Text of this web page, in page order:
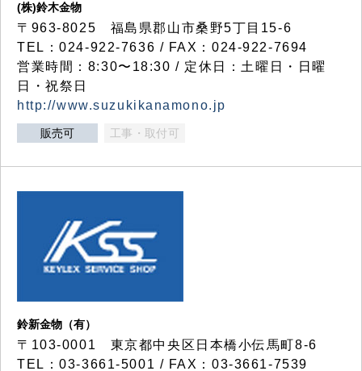
(株)鈴木金物
〒963-8025 福島県郡山市桑野5丁目15-6
TEL：024-922-7636 / FAX：024-922-7694
営業時間：8:30〜18:30 / 定休日：土曜日・日曜
日・祝祭日
http://www.suzukikanamono.jp
販売可 工事・取付可
鈴新金物（有）
〒103-0001 東京都中央区日本橋小伝馬町8-6
TEL：03-3661-5001 / FAX：03-3661-7539